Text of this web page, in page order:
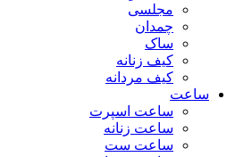
مجلسی
چمدان
ساک
کیف زنانه
کیف مردانه
ساعت
ساعت اسپرت
ساعت زنانه
ساعت ست